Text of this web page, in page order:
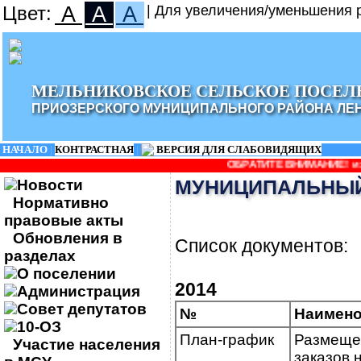
Цвет: A A A | Для увеличения/
МЕЛЬНИКОВСКОЕ СЕЛЬСКОЕ
ПРИОЗЕРСКОГО МУНИЦИПАЛЬНОГО РАЙОНА
НАЧАЛО | КОНТРАСТНАЯ |
ВЕРСИЯ ДЛЯ СЛАБОВИДЯЩИХ
ОБРАТИТЕ ВНИМАНИЕ! изменилось
Новости
Нормативно
правовые акты
Обновления в
разделах
О поселении
Администрация
Совет депутатов
10-ОЗ
Участие населения
Список документов:
2014
№
План-график
заказов